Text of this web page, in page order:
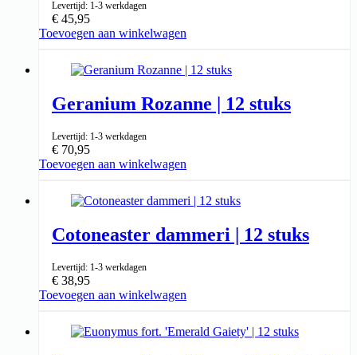
↑ 10-25cm
Levertijd: 1-3 werkdagen
€ 45,95
Toevoegen aan winkelwagen
Geranium Rozanne | 12 stuks
Levertijd: 1-3 werkdagen
€ 70,95
Toevoegen aan winkelwagen
Cotoneaster dammeri | 12 stuks
Levertijd: 1-3 werkdagen
€ 38,95
Toevoegen aan winkelwagen